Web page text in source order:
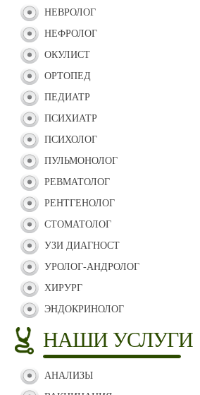
НЕВРОЛОГ
НЕФРОЛОГ
ОКУЛИСТ
ОРТОПЕД
ПЕДИАТР
ПСИХИАТР
ПСИХОЛОГ
ПУЛЬМОНОЛОГ
РЕВМАТОЛОГ
РЕНТГЕНОЛОГ
СТОМАТОЛОГ
УЗИ ДИАГНОСТ
УРОЛОГ-АНДРОЛОГ
ХИРУРГ
ЭНДОКРИНОЛОГ
НАШИ УСЛУГИ
АНАЛИЗЫ